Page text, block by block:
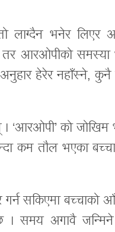
लाग्दैन भनेर लिएर
आरओपीको समस्या
हेरेर नहाँस्ने, कुनै
‘आरओपी’ को
कम तौल भएका
गर्न सकिएमा बच्चाको
समय अगावै